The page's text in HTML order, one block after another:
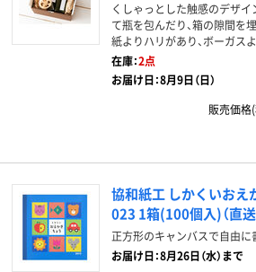
くしゃっとした触感のデザ
て瓶を包んだり、箱の隙間を
紙よりハリがあり、ボーガス
在庫：2点
お届け日：8月9日（日）
販売価格
協和紙工 しかくいおえ
023 1箱(100個入)（直送
正方形のキャンバスで自由に
お届け日：8月26日（水）まで